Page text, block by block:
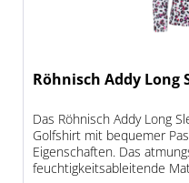
Röhnisch Addy Long
Das Röhnisch Addy Long
Golfshirt mit bequemer
Eigenschaften. Das
feuchtigkeitsableitende